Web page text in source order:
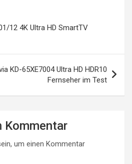
12 4K Ultra HD SmartTV
KD-65XE7004 Ultra HD HDR10
Fernseher im Test
Kommentar
um einen Kommentar